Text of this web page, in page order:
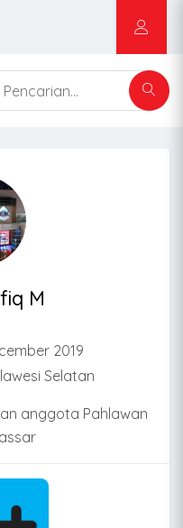
M
2019
Selatan
anggota Pahlawan